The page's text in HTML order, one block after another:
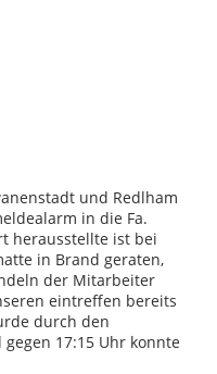
und Redlham
in die Fa.
herausstellte ist bei
in Brand geraten,
der Mitarbeiter
eintreffen bereits
durch den
17:15 Uhr konnte